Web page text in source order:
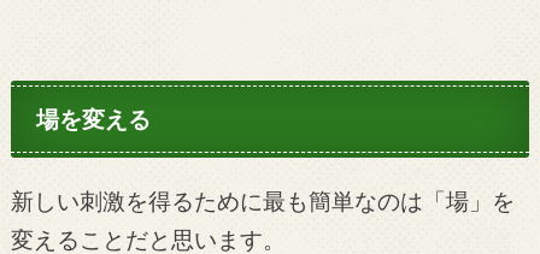
場を変える
新しい刺激を得るために最も簡単なのは「場」を
変えることだと思います。